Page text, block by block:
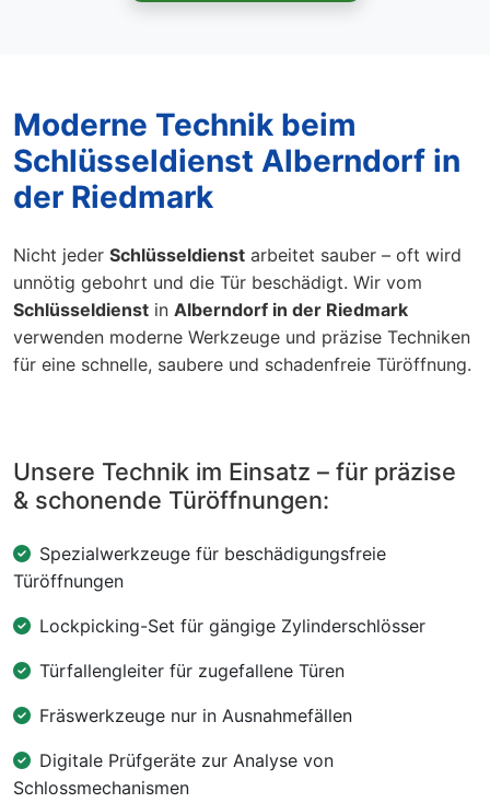
Moderne Technik beim
Schlüsseldienst Alberndorf in
der Riedmark
Nicht jeder Schlüsseldienst arbeitet sauber – oft wird
unnötig gebohrt und die Tür beschädigt. Wir vom
Schlüsseldienst in Alberndorf in der Riedmark
verwenden moderne Werkzeuge und präzise Techniken
für eine schnelle, saubere und schadenfreie Türöffnung.
Unsere Technik im Einsatz – für präzise
& schonende Türöffnungen:
Spezialwerkzeuge für beschädigungsfreie
Türöffnungen
Lockpicking-Set für gängige Zylinderschlösser
Türfallengleiter für zugefallene Türen
Fräswerkzeuge nur in Ausnahmefällen
Digitale Prüfgeräte zur Analyse von
Schlossmechanismen